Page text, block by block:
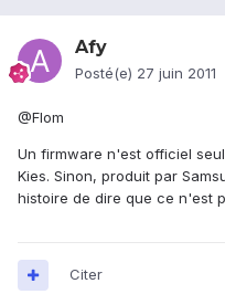
Afy
Posté(e) 27 juin 2011
@Flom
Un firmware n'est officiel
Kies. Sinon, produit par
histoire de dire que ce n'est
Citer